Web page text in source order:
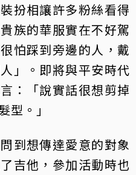
扮相讓許多粉絲看得
族的華服實在不好駕
怕踩到旁邊的人，戴
」。即將與平安時代
：「說實話很想剪掉
型。」
到想傳達愛意的對象
吉他，參加活動時也